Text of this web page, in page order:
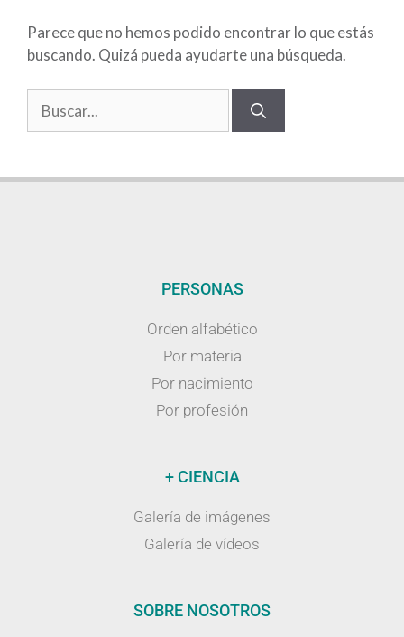
Parece que no hemos podido encontrar lo que estás
buscando. Quizá pueda ayudarte una búsqueda.
PERSONAS
Orden alfabético
Por materia
Por nacimiento
Por profesión
+ CIENCIA
Galería de imágenes
Galería de vídeos
SOBRE NOSOTROS